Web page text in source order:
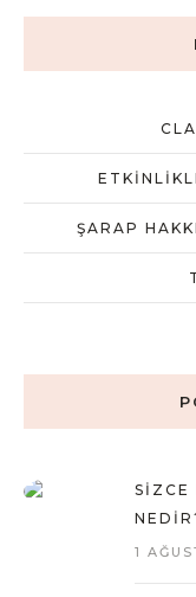
ŞARAP
SIZCE
1